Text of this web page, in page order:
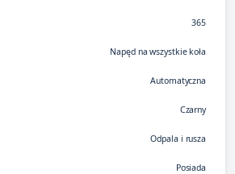
365
Napęd na wszystkie koła
Automatyczna
Czarny
Odpala i rusza
Posiada